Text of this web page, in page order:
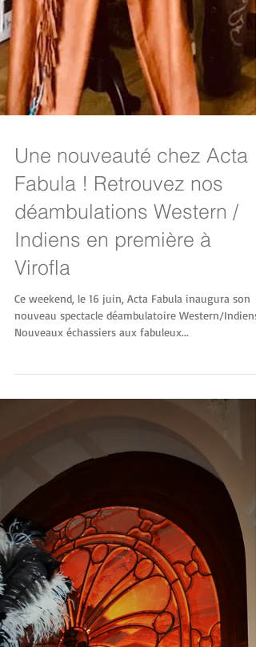
Une nouveauté chez Acta
Fabula ! Retrouvez nos
Ce weekend, le 16 juin, Acta Fabula inaugura son
nouveau spectacle déambulatoire Western/Indiens.
Nouveaux échassiers aux fabuleux...